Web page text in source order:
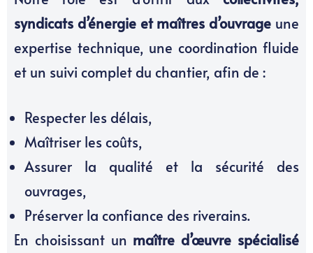
syndicats d’énergie et maîtres d’ouvrage une
expertise technique, une coordination fluide
et un suivi complet du chantier, afin de :
Respecter les délais,
Maîtriser les coûts,
Assurer la qualité et la sécurité des
ouvrages,
Préserver la confiance des riverains.
En choisissant un maître d’œuvre spécialisé